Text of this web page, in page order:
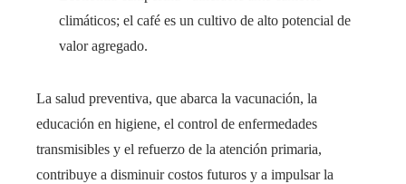
climáticos; el café es un cultivo de alto potencial de
valor agregado.
La salud preventiva, que abarca la vacunación, la
educación en higiene, el control de enfermedades
transmisibles y el refuerzo de la atención primaria,
contribuye a disminuir costos futuros y a impulsar la